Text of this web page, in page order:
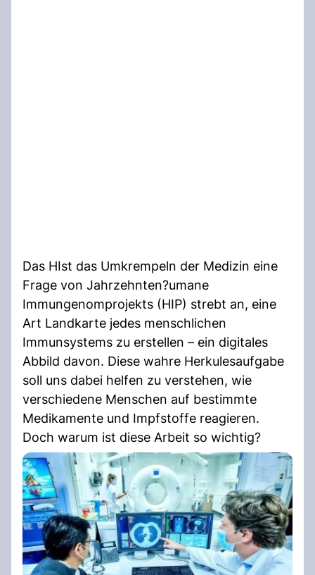
Das HIst das Umkrempeln der Medizin eine
Frage von Jahrzehnten?umane
Immungenomprojekts (HIP) strebt an, eine
Art Landkarte jedes menschlichen
Immunsystems zu erstellen – ein digitales
Abbild davon. Diese wahre Herkulesaufgabe
soll uns dabei helfen zu verstehen, wie
verschiedene Menschen auf bestimmte
Medikamente und Impfstoffe reagieren.
Doch warum ist diese Arbeit so wichtig?